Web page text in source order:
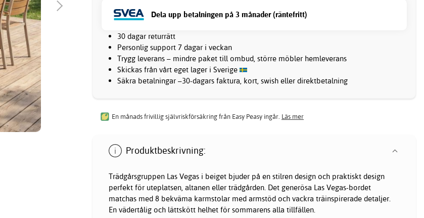
Dela upp betalningen på 3 månader (räntefritt)
30 dagar returrätt
Personlig support 7 dagar i veckan
Trygg leverans – mindre paket till ombud, större möbler hemleverans
Skickas från vårt eget lager i Sverige
Säkra betalningar –30-dagars faktura, kort, swish eller direktbetalning
En månads frivillig självriskförsäkring från Easy Peasy ingår. Läs mer
Produktbeskrivning:
Trädgårsgruppen Las Vegas i beiget bjuder på en stilren design och praktiskt design
perfekt för uteplatsen, altanen eller trädgården. Det generösa Las Vegas-bordet
matchas med 8 bekväma karmstolar med armstöd och vackra träinspirerade detaljer.
En vädertålig och lättskött helhet för sommarens alla tillfällen.